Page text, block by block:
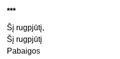
***
Šį rugpjūtį,
Šį rugpjūtį
Pabaigos